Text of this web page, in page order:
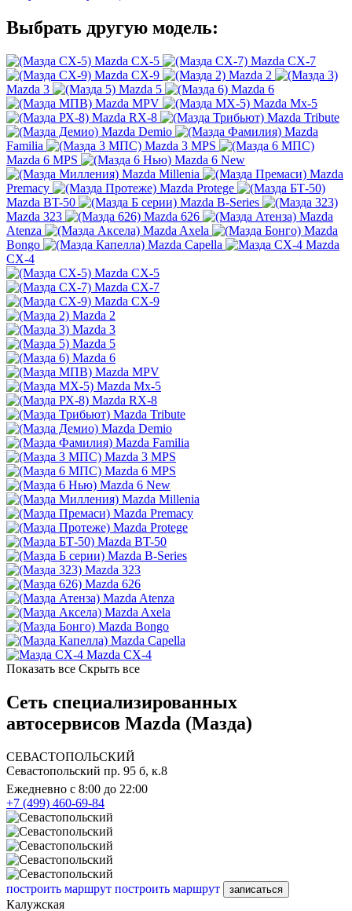
Выбрать другую модель:
Mazda CX-5
Mazda CX-7
Mazda CX-9
Mazda 2
Mazda 3
Mazda 5
Mazda 6
Mazda MPV
Mazda Mx-5
Mazda RX-8
Mazda Tribute
Mazda Demio
Mazda
Familia
Mazda 3 MPS
Mazda 6 MPS
Mazda 6 New
Mazda Millenia
Mazda
Premacy
Mazda Protege
Mazda BT-50
Mazda B-Series
Mazda 323
Mazda 626
Mazda
Atenza
Mazda Axela
Mazda
Bongo
Mazda Capella
Mazda
CX-4
Mazda CX-5
Mazda CX-7
Mazda CX-9
Mazda 2
Mazda 3
Mazda 5
Mazda 6
Mazda MPV
Mazda Mx-5
Mazda RX-8
Mazda Tribute
Mazda Demio
Mazda Familia
Mazda 3 MPS
Mazda 6 MPS
Mazda 6 New
Mazda Millenia
Mazda Premacy
Mazda Protege
Mazda BT-50
Mazda B-Series
Mazda 323
Mazda 626
Mazda Atenza
Mazda Axela
Mazda Bongo
Mazda Capella
Mazda CX-4
Показать все Скрыть все
Сеть специализированных
автосервисов Mazda (Мазда)
СЕВАСТОПОЛЬСКИЙ
Севастопольский пр. 95 б, к.8
Ежедневно с 8:00 до 22:00
+7 (499) 460-69-84
построить маршрут построить маршрут записаться
Калужская